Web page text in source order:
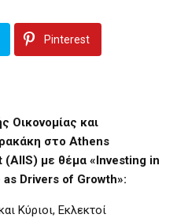
Pinterest
Οικονομίας και
στο Athens
με θέμα «Investing in
Drivers of Growth»:
Κύριοι, Εκλεκτοί